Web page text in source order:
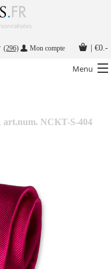
(296) Mon compte €0.-
Menu
art.num. NCKT-S-404